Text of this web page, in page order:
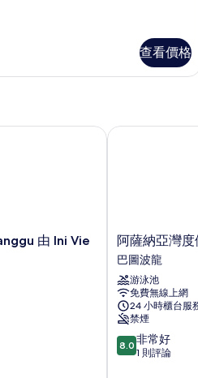
查看價格
由 Ini Vie
由 Ini Vie Hospitality 經營
阿
薩
納
亞
灣
度
假
村
巴
阿薩納亞灣度
巴圖波龍
游泳池
免費無線上網
24 小時櫃台服
禁煙
8.0
分，
8.0 非常好
1 則評論
阿薩納亞灣度假